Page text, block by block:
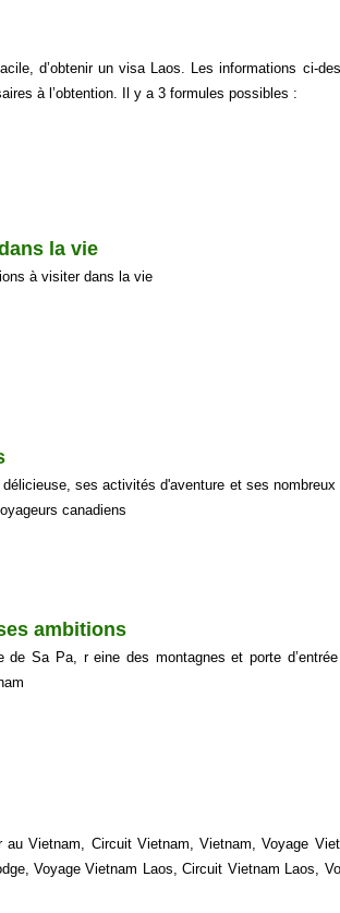
d’obtenir un visa Laos. Les informations ci-
à l’obtention. Il y a 3 formules possibles :
la vie
à visiter dans la vie
ses activités d'aventure et ses nombreux
canadiens
ambitions
Sa Pa, r eine des montagnes et porte
Vietnam, Circuit Vietnam, Vietnam, Voyage
Voyage Vietnam Laos, Circuit Vietnam Laos,